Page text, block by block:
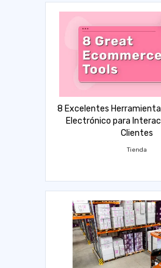
8 Excelentes
Electrónico para
Clientes
Tienda